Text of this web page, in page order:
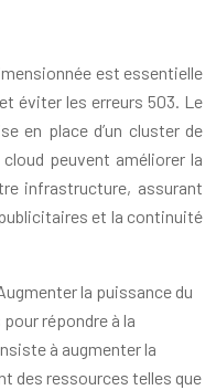
est essentielle
éviter les erreurs 503. Le
en place d’un cluster de
peuvent améliorer la
infrastructure, assurant
et la continuité
la puissance du
répondre à la
à augmenter la
des ressources telles que